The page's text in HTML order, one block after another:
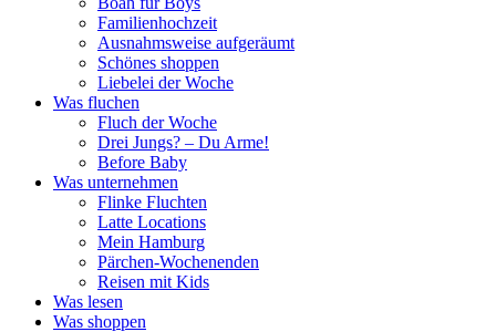
Familienhochzeit
Ausnahmsweise aufgeräumt
Schönes shoppen
Liebelei der Woche
Was fluchen
Fluch der Woche
Drei Jungs? – Du Arme!
Before Baby
Was unternehmen
Flinke Fluchten
Latte Locations
Mein Hamburg
Pärchen-Wochenenden
Reisen mit Kids
Was lesen
Was shoppen